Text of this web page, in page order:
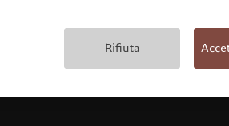
Condizioni generali
Rifiuta